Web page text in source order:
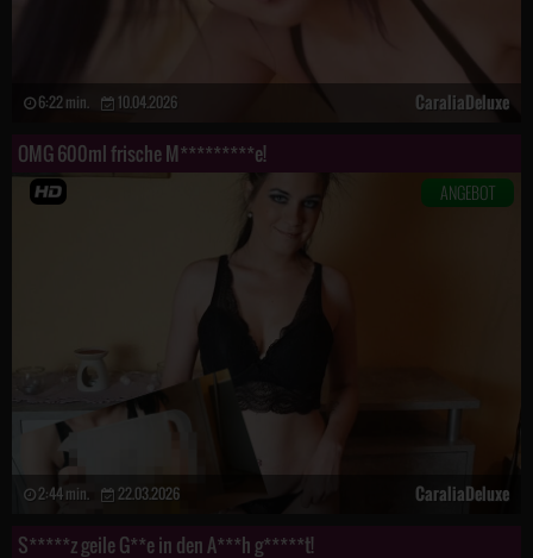
6:22 min. 10.04.2026 CaraliaDeluxe
OMG 600ml frische M*********e!
ANGEBOT
2:44 min. 22.03.2026 CaraliaDeluxe
S*****z geile G**e in den A***h g*****t!